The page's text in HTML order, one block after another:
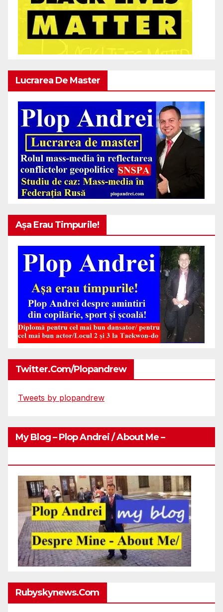
Lucrarea De Master
Așa Erau Timpurile!
Twitter.com/plopandrew
Tweets by plopandrew
My Blog – Plop Andrei / About Me –
Rubyskynews.com